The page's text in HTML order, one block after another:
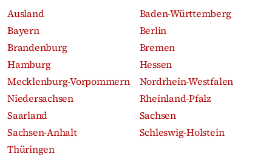
Ausland
Baden-Württemberg
Bayern
Berlin
Brandenburg
Bremen
Hamburg
Hessen
Mecklenburg-Vorpommern
Nordrhein-Westfalen
Niedersachsen
Rheinland-Pfalz
Saarland
Sachsen
Sachsen-Anhalt
Schleswig-Holstein
Thüringen